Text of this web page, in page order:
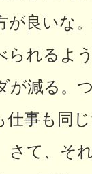
が良いな
られるよ
が減る。
仕事も同
さて、そ